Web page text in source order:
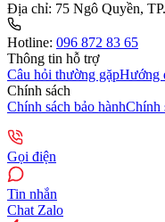
Địa chỉ: 75 Ngô Quyền,
Hotline: 096 872 83 65
Thông tin hỗ trợ
Câu hỏi thường gặpHướng
Chính sách
Chính sách bảo hànhChính
Gọi điện
Tin nhắn
Chat Zalo